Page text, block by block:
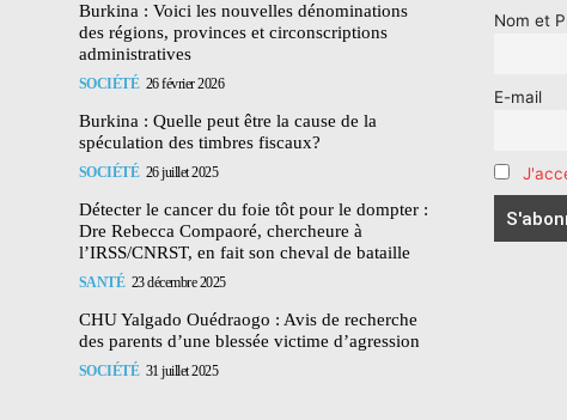
Burkina : Voici les nouvelles dénominations
des régions, provinces et circonscriptions
administratives
SOCIÉTÉ 26 février 2026
Burkina : Quelle peut être la cause de la
spéculation des timbres fiscaux?
SOCIÉTÉ 26 juillet 2025
Détecter le cancer du foie tôt pour le dompter :
Dre Rebecca Compaoré, chercheure à
l’IRSS/CNRST, en fait son cheval de bataille
SANTÉ 23 décembre 2025
CHU Yalgado Ouédraogo : Avis de recherche
des parents d’une blessée victime d’agression
SOCIÉTÉ 31 juillet 2025
Nom et
E-mail